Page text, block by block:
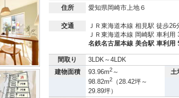
住所 愛知県岡崎市上地６
交通
ＪＲ東海道本線 相見駅 徒歩26
ＪＲ東海道本線 岡崎駅 車利用
名鉄名古屋本線 美合駅 車利用
間取り
3LDK～4LDK
建物面積
93.96m2～
98.82m2
（28.42坪～
29.89坪）
土